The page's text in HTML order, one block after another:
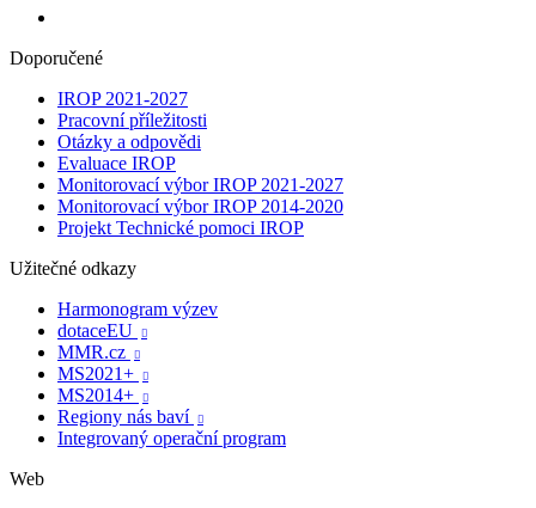
Doporučené
IROP 2021-2027
Pracovní příležitosti
Otázky a odpovědi
Evaluace IROP
Monitorovací výbor IROP 2021-2027
Monitorovací výbor IROP 2014-2020
Projekt Technické pomoci IROP
Užitečné odkazy
Harmonogram výzev
dotaceEU

MMR.cz 
MS2021+ 
MS2014+ 
Regiony nás baví 
Integrovaný operační program
Web